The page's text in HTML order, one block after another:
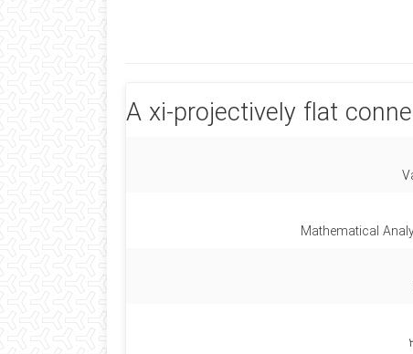
A xi-projectively flat
Mathematical